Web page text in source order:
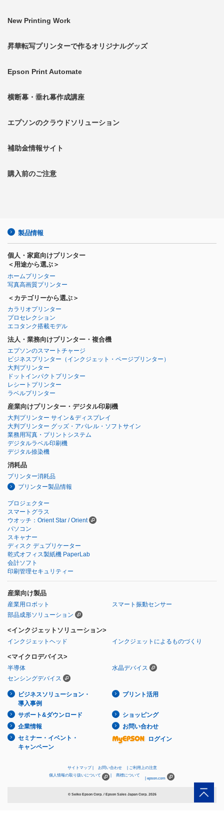
New Printing Work
昇華転写プリンターで作るオリジナルグッズ
Epson Print Automate
横断幕・垂れ幕作成講座
エプソンのクラウドソリューション
補助金情報サイト
購入前のご注意
製品情報
個人・家庭向けプリンター
＜用途から選ぶ＞
ホームプリンター
写真高画質プリンター
＜カテゴリーから選ぶ＞
カラリオプリンター
プロセレクション
エコタンク搭載モデル
法人・業務向けプリンター・複合機
エプソンのスマートチャージ
ビジネスプリンター （インクジェット・ページプリンター）
大判プリンター
ドットインパクトプリンター
レシートプリンター
ラベルプリンター
産業向けプリンター・デジタル印刷機
大判プリンター サイン＆ディスプレイ
大判プリンター グッズ・アパレル・ソフトサイン
業務用写真・プリントシステム
デジタルラベル印刷機
デジタル捺染機
消耗品
プリンター消耗品
プリンター製品情報
プロジェクター
スマートグラス
ウオッチ：Orient Star / Orient
パソコン
スキャナー
ディスク デュプリケーター
乾式オフィス製紙機 PaperLab
会計ソフト
印刷管理セキュリティー
産業向け製品
産業用ロボット
スマート振動センサー
部品成形ソリューション
<インクジェットソリューション>
インクジェットヘッド インクジェットによるものづくり
<マイクロデバイス>
半導体
水晶デバイス
センシングデバイス
ビジネスソリューション・
導入事例
プリント活用
サポート&ダウンロード
ショッピング
企業情報
お問い合わせ
セミナー・イベント・
キャンペーン
ログイン
サイトマップ お問い合わせ
ご利用上の注意
個人情報の取り扱いについて
商標について
epson.com
© Seiko Epson Corp. / Epson Sales Japan Corp. 2026